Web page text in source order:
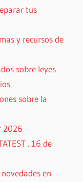
tus
y recursos de
sobre leyes
sobre la
2026
. 16 de
en